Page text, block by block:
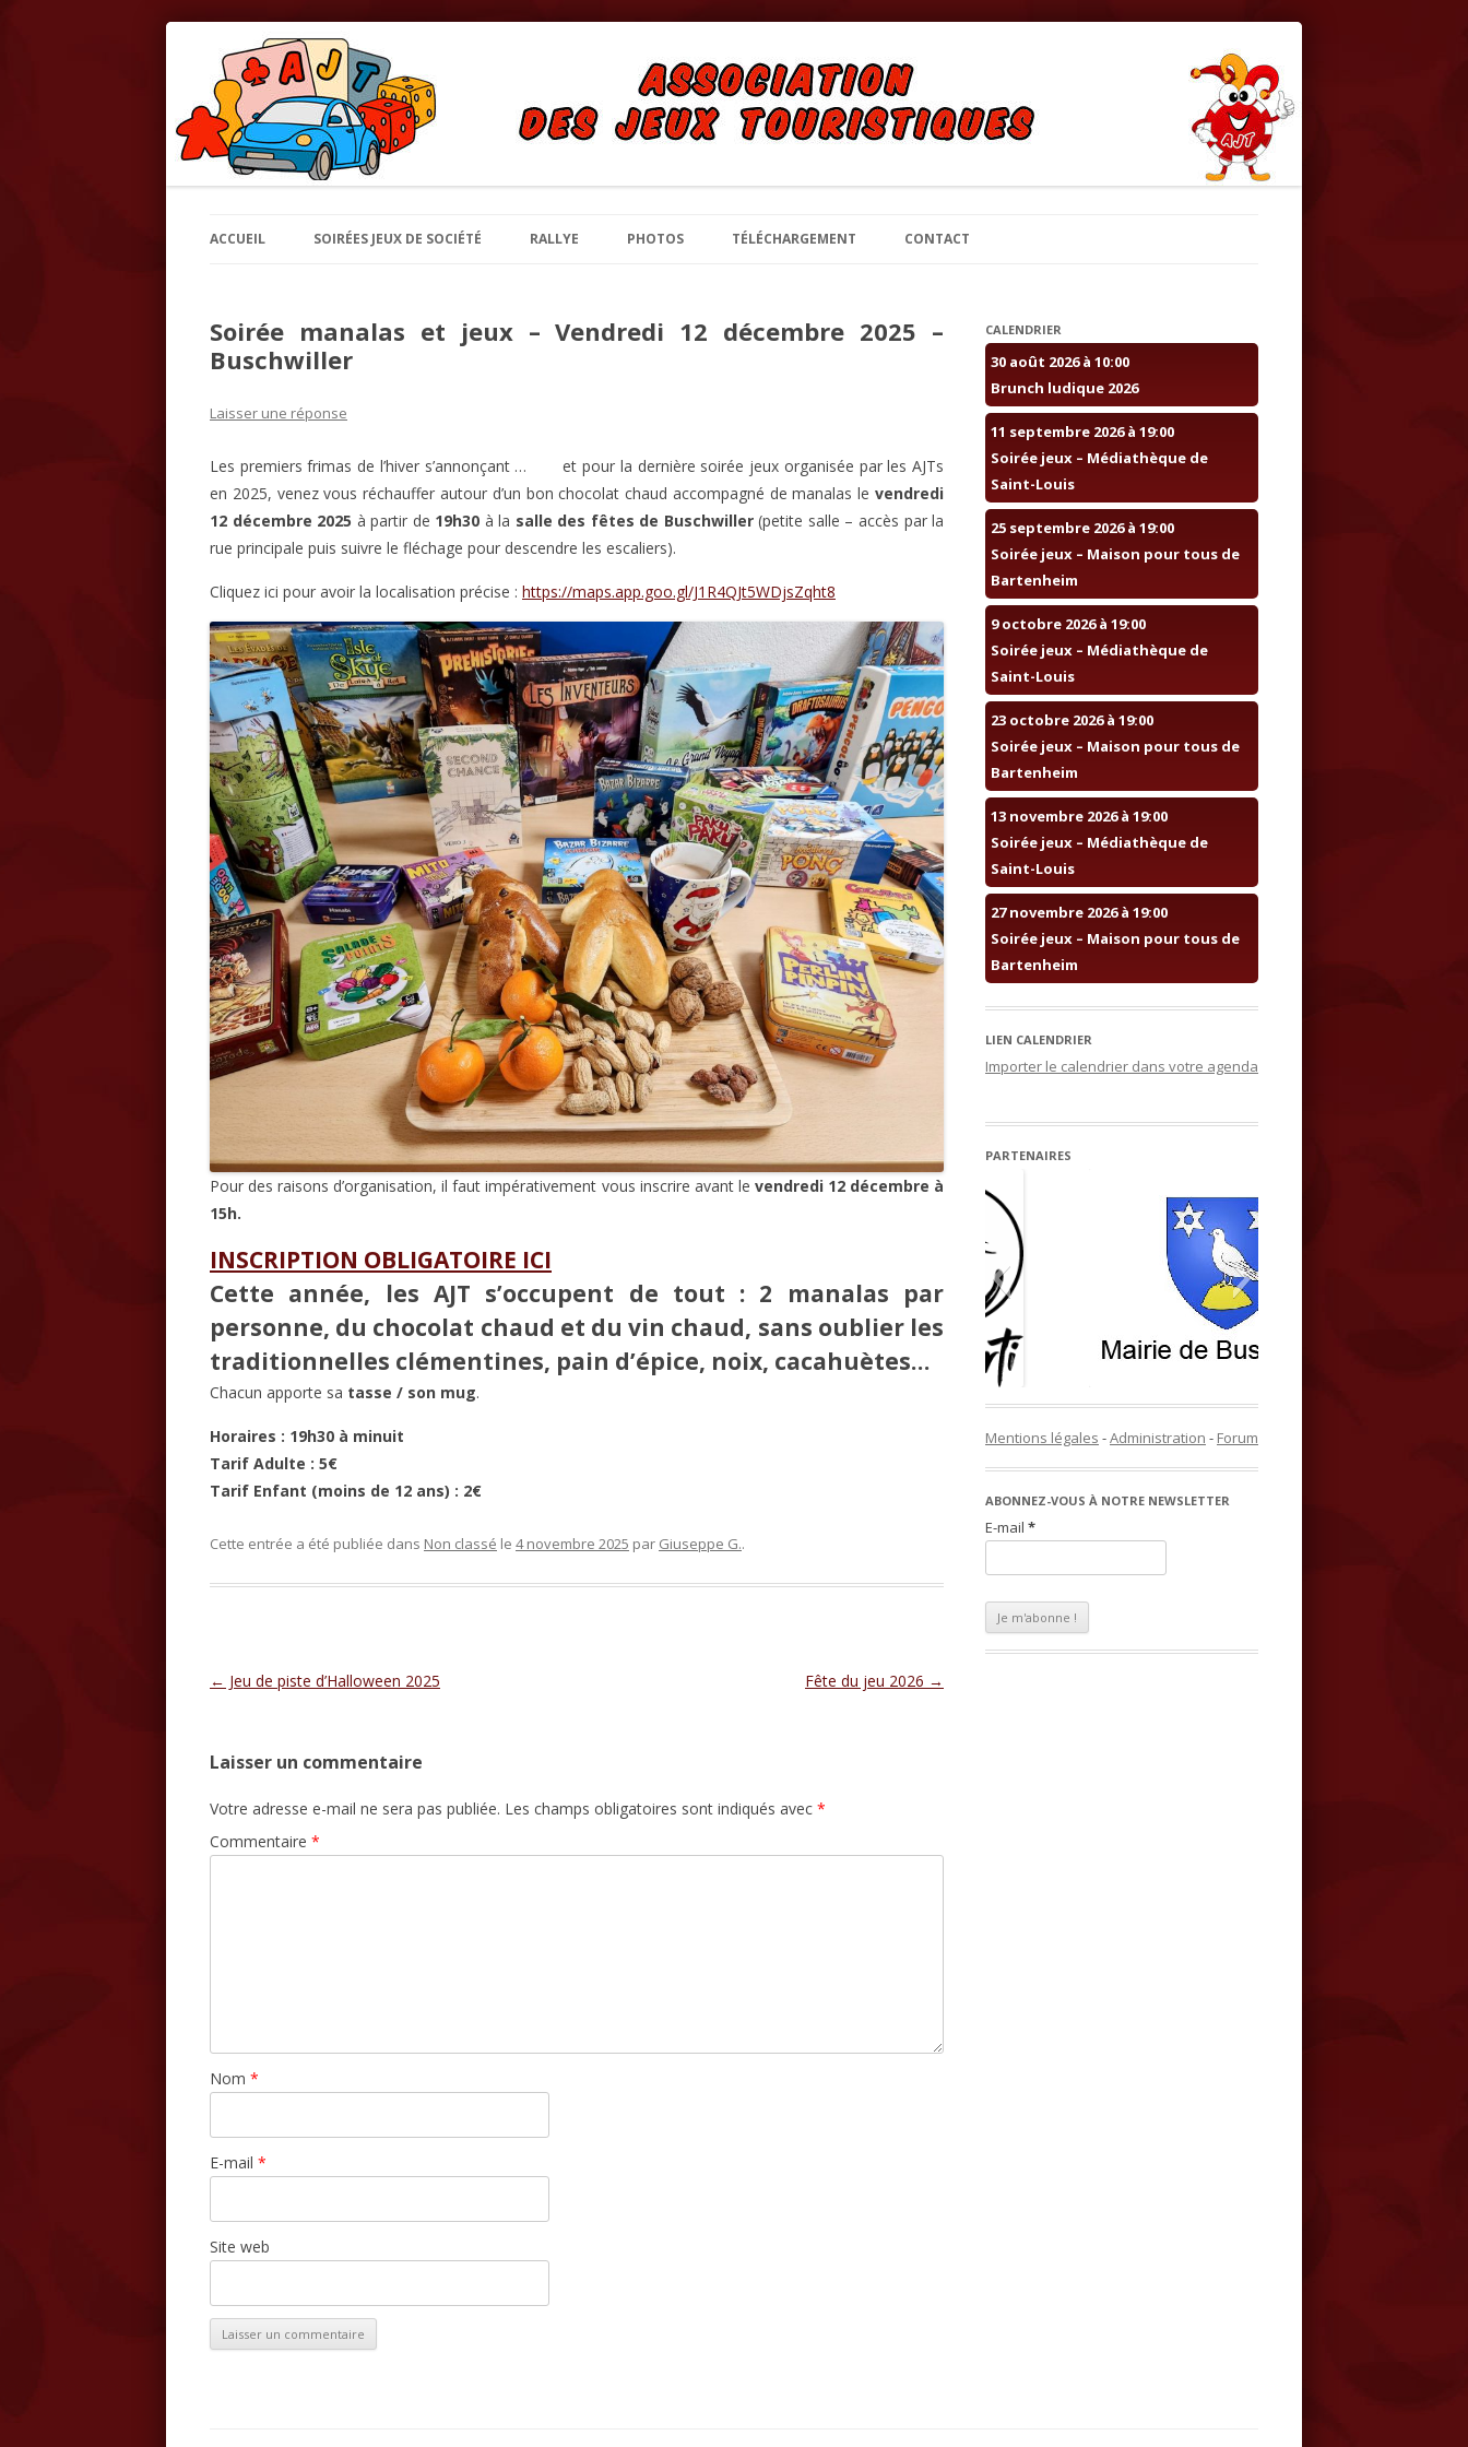
AJT – Association de Jeux Touristiques et de Tables à Buschwiller et Saint-Louis
Association des Jeux Touristiques et de tables
ACCUEIL SOIRÉES JEUX DE SOCIÉTÉ RALLYE PHOTOS TÉLÉCHARGEMENT CONTACT
Soirée manalas et jeux – Vendredi 12 décembre 2025 –
Buschwiller
Laisser une réponse
Les premiers frimas de l’hiver s’annonçant … et pour la dernière soirée jeux organisée par les AJTs
en 2025, venez vous réchauffer autour d’un bon chocolat chaud accompagné de manalas le vendredi
12 décembre 2025 à partir de 19h30 à la salle des fêtes de Buschwiller(petite salle – accès par la
rue principale puis suivre le fléchage pour descendre les escaliers).
Cliquez ici pour avoir la localisation précise : https://maps.app.goo.gl/J1R4QJt5WDjsZqht8
Pour des raisons d’organisation, il faut impérativement vous inscrire avant le vendredi 12 décembre à
15h.
INSCRIPTION OBLIGATOIRE ICI
Cette année, les AJT s’occupent de tout : 2 manalas par
personne, du chocolat chaud et du vin chaud, sans oublier les
traditionnelles clémentines, pain d’épice, noix, cacahuètes…
Chacun apporte sa tasse / son mug.
Horaires : 19h30 à minuit
Tarif Adulte : 5€
Tarif Enfant (moins de 12 ans) : 2€
Cette entrée a été publiée dans Non classé le 4 novembre 2025 par Giuseppe G..
Navigation des articles
← Jeu de piste d’Halloween 2025 Fête du jeu 2026 →
Laisser un commentaire
Votre adresse e-mail ne sera pas publiée. Les champs obligatoires sont indiqués avec *
Commentaire *
Nom *
E-mail *
Site web
CALENDRIER
30 août 2026 à 10:00
Brunch ludique 2026
11 septembre 2026 à 19:00
Soirée jeux – Médiathèque de
Saint-Louis
25 septembre 2026 à 19:00
Soirée jeux – Maison pour tous de
Bartenheim
9 octobre 2026 à 19:00
Soirée jeux – Médiathèque de
Saint-Louis
23 octobre 2026 à 19:00
Soirée jeux – Maison pour tous de
Bartenheim
13 novembre 2026 à 19:00
Soirée jeux – Médiathèque de
Saint-Louis
27 novembre 2026 à 19:00
Soirée jeux – Maison pour tous de
Bartenheim
LIEN CALENDRIER
Importer le calendrier dans votre agenda
PARTENAIRES
Mentions légales -Administration - Forum
ABONNEZ-VOUS À NOTRE NEWSLETTER
E-mail *